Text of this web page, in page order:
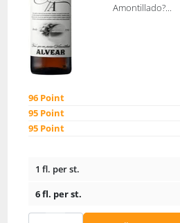
Amontillado?...
96 Point
95 Point
95 Point
1 fl. per st.
6 fl. per st.